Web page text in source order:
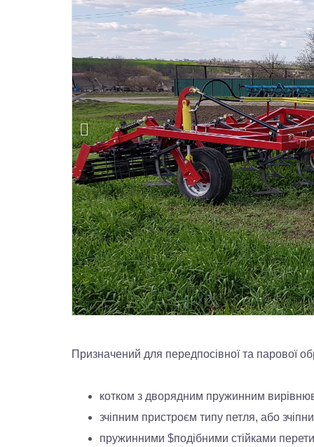
Призначений для передпосівної та парової
котком з дворядним пружинним
зчіпним пристроєм типу петля, або
пружинними $подібними стійками